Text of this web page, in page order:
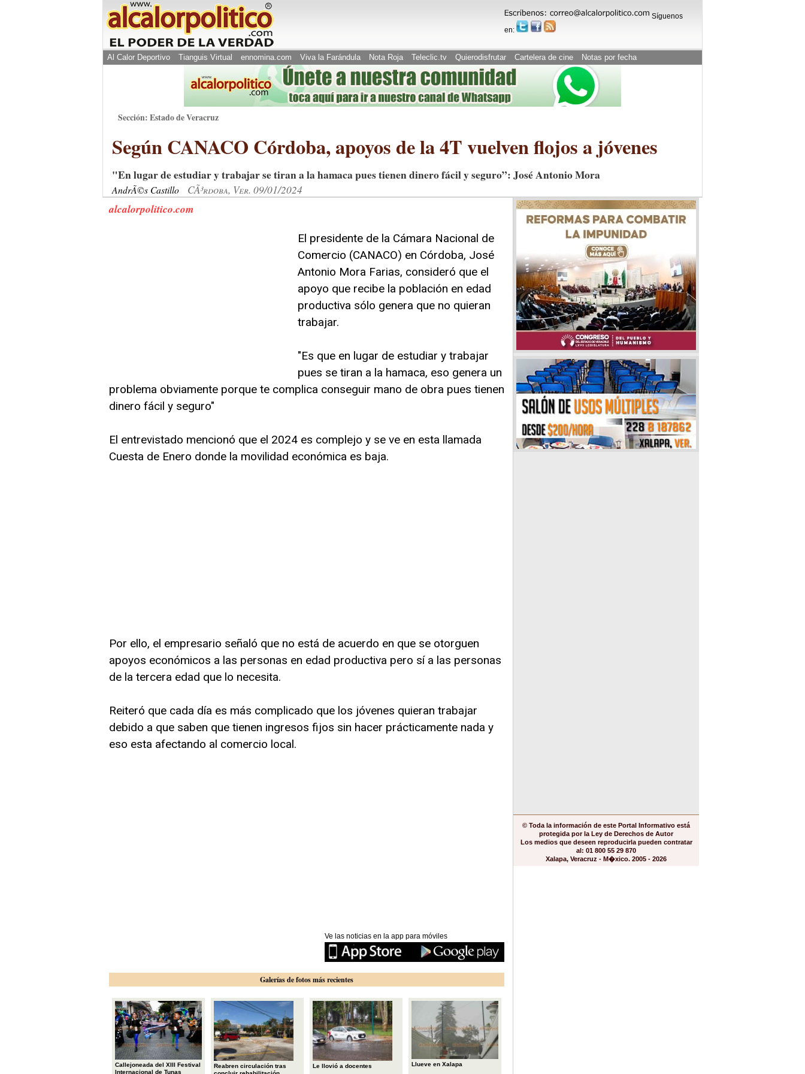
Síguenos
en:
Al Calor Deportivo Tianguis Virtual ennomina.com Viva la Farándula Nota Roja Teleclic.tv Quierodisfrutar Cartelera de cine Notas por fecha
Sección: Estado de Veracruz
Según CANACO Córdoba, apoyos de la 4T vuelven flojos a jóvenes
"En lugar de estudiar y trabajar se tiran a la hamaca pues tienen dinero fácil y seguro”: José Antonio Mora
AndrÃ©s Castillo CÃ³rdoba, Ver. 09/01/2024
alcalorpolitico.com
El presidente de la Cámara Nacional de
Comercio (CANACO) en Córdoba, José
Antonio Mora Farias, consideró que el
apoyo que recibe la población en edad
productiva sólo genera que no quieran
trabajar.
"Es que en lugar de estudiar y trabajar
pues se tiran a la hamaca, eso genera un
problema obviamente porque te complica conseguir mano de obra pues tienen
dinero fácil y seguro"
El entrevistado mencionó que el 2024 es complejo y se ve en esta llamada
Cuesta de Enero donde la movilidad económica es baja.
Por ello, el empresario señaló que no está de acuerdo en que se otorguen
apoyos económicos a las personas en edad productiva pero sí a las personas
de la tercera edad que lo necesita.
Reiteró que cada día es más complicado que los jóvenes quieran trabajar
debido a que saben que tienen ingresos fijos sin hacer prácticamente nada y
eso esta afectando al comercio local.
Ve las noticias en la app para móviles
Galerías de fotos más recientes
Callejoneada del XIII Festival
Internacional de Tunas
Reabren circulación tras
Le llovió a docentes Llueve en Xalapa
© Toda la información de este Portal Informativo está
protegida por la Ley de Derechos de Autor
Los medios que deseen reproducirla pueden contratar
al: 01 800 55 29 870
Xalapa, Veracruz - M�xico. 2005 - 2026